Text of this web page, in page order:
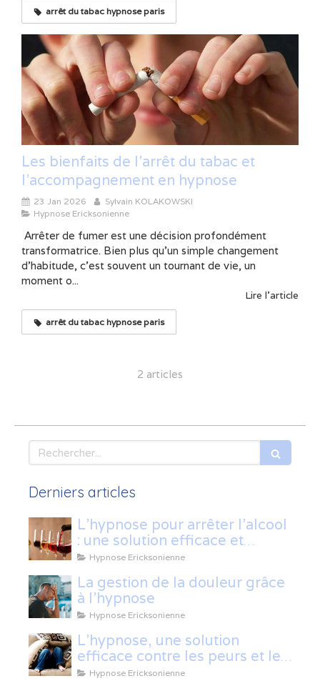
arrêt du tabac hypnose paris
Les bienfaits de l'arrêt du tabac et
l'accompagnement en hypnose
23 Jan 2026
Sylvain KOLAKOWSKI
Hypnose Ericksonienne
Arrêter de fumer est une décision profondément
transformatrice. Bien plus qu’un simple changement
d’habitude, c’est souvent un tournant de vie, un
moment o...
Lire l'article
arrêt du tabac hypnose paris
2 articles
Rechercher
Derniers articles
L’hypnose pour arrêter l’alcool
: une solution efficace et
naturelle
Hypnose Ericksonienne
La gestion de la douleur grâce
à l'hypnose
Hypnose Ericksonienne
L'hypnose, une solution
efficace contre les peurs et les
phobies
Hypnose Ericksonienne